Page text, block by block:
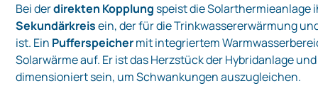
Bei derdirekten Kopplung speist die Solarthermieanlage
Sekundärkreisein, der für die Trinkwassererwärmung
ist. Ein Pufferspeichermit integriertem
Solarwärme auf. Er ist das Herzstück der Hybridanlage
dimensioniert sein, um Schwankungen auszugleichen.